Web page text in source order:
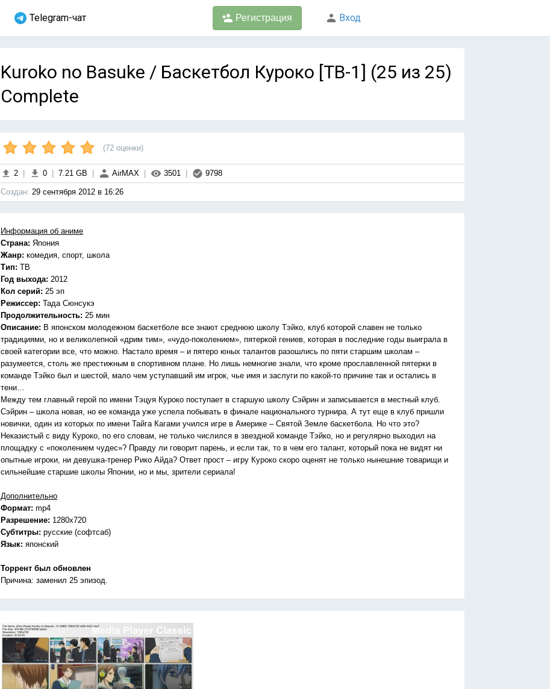
Telegram-чат Регистрация Вход
Kuroko no Basuke / Баскетбол Куроко [ТВ-1] (25 из 25)
Complete
(72 оценки)
2 0 7.21 GB AirMAX 3501 9798
Cоздан: 29 сентября 2012 в 16:26
Информация об аниме
Страна: Япония
Жанр: комедия, спорт, школа
Тип: ТВ
Год выхода: 2012
Кол серий: 25 эп
Режиссер: Тада Сюнсукэ
Продолжительность: 25 мин
Описание: В японском молодежном баскетболе все знают среднюю школу Тэйко, клуб которой славен не только
традициями, но и великолепной «дрим тим», «чудо-поколением», пятеркой гениев, которая в последние годы выиграла в
своей категории все, что можно. Настало время – и пятеро юных талантов разошлись по пяти старшим школам –
разумеется, столь же престижным в спортивном плане. Но лишь немногие знали, что кроме прославленной пятерки в
команде Тэйко был и шестой, мало чем уступавший им игрок, чье имя и заслуги по какой-то причине так и остались в
тени…
Между тем главный герой по имени Тэцуя Куроко поступает в старшую школу Сэйрин и записывается в местный клуб.
Сэйрин – школа новая, но ее команда уже успела побывать в финале национального турнира. А тут еще в клуб пришли
новички, один из которых по имени Тайга Кагами учился игре в Америке – Святой Земле баскетбола. Но что это?
Неказистый с виду Куроко, по его словам, не только числился в звездной команде Тэйко, но и регулярно выходил на
площадку с «поколением чудес»? Правду ли говорит парень, и если так, то в чем его талант, который пока не видят ни
опытные игроки, ни девушка-тренер Рико Айда? Ответ прост – игру Куроко скоро оценят не только нынешние товарищи и
сильнейшие старшие школы Японии, но и мы, зрители сериала!
Дополнительно
Формат: mp4
Разрешение: 1280x720
Субтитры: русские (софтсаб)
Язык: японский
Торрент был обновлен
Причина: заменил 25 эпизод.